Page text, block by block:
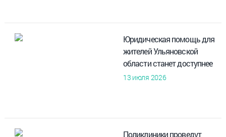
Юридическая помощь для
жителей Ульяновской
области станет доступнее
13 июля 2026
Поликлиники проведут